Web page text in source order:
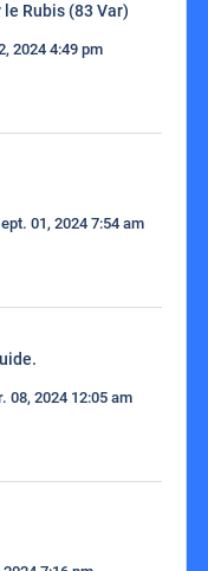
Rubis (83 Var)
2024 4:49 pm
01, 2024 7:54 am
08, 2024 12:05 am